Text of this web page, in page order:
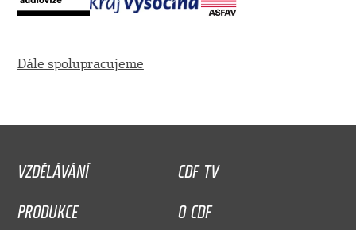
Dále spolupracujeme
VZDĚLÁVÁNÍ
CDF TV
PRODUKCE
O CDF